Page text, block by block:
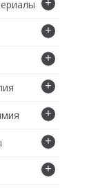
+
+
+
+
+
+